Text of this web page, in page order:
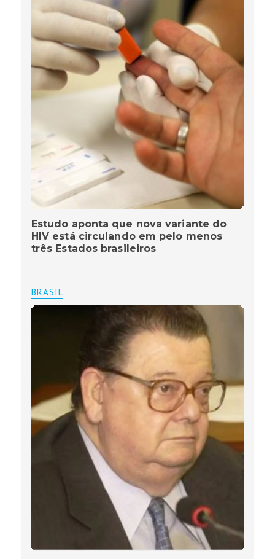
Estudo aponta que nova variante do
HIV está circulando em pelo menos
três Estados brasileiros
BRASIL